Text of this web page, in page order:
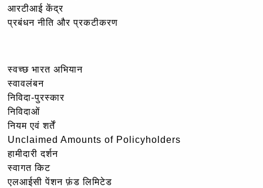
आरटीआई केंद्र
प्रबंधन नीति और प्रकटीकरण
स्वच्छ भारत अभियान
स्वावलंबन
निविदा-पुरस्कार
निविदाओं
नियम एवं शर्तें
Unclaimed Amounts of Policyholders
हामीदारी दर्शन
स्वागत किट
एलआईसी पेंशन फ़ंड लिमिटेड